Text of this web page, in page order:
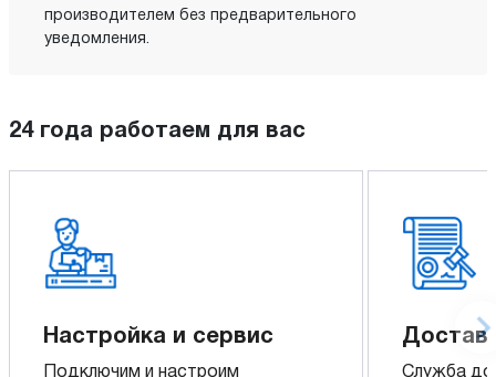
производителем без предварительного
уведомления.
24 года работаем для вас
Настройка и сервис
Подключим и настроим
Служба